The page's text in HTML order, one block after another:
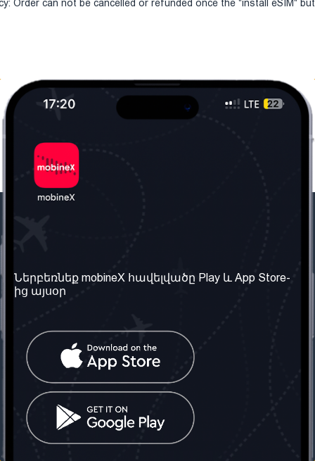
Order can not be cancelled or refunded once the "install eSIM"
Մեր մասին
Մեր ծառայությունները
Պայմաններ և դրույթներ
Հաճախ տրվող հարցեր
Կապ մեզ հետ
Միացյալ
Թագավորություն: Մենք
գործընկեր ենք
փնտրում
Տարածել
սոցիալական
ցանցում
Ներբեռնեք mobineX հավելվածը Play և App Store-
ից այսօր